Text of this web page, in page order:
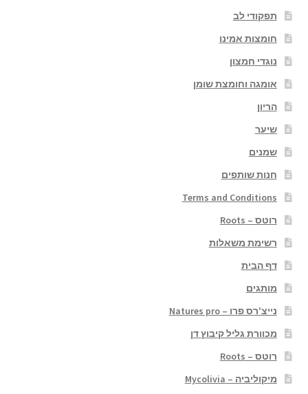
תפקודי לב
חומצות אמינו
נוגדי חמצון
אומגה וחומצת שומן
הריון
שיער
שמנים
חנות שותפים
Terms and Conditions
רוטס – Roots
רשימת משאלות
דף הבית
מותגים
נייצ'רס פרו – Natures pro
מכוורת גליל קיבוץ דן
רוטס – Roots
מיקוליביה – Mycolivia